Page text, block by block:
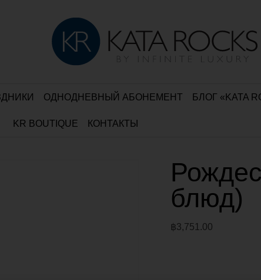
ОДНОДНЕВНЫЙ АБОНЕМЕНТ БЛОГ «KATA
KR BOUTIQUE КОНТАКТЫ
блюд)
฿3,751.00